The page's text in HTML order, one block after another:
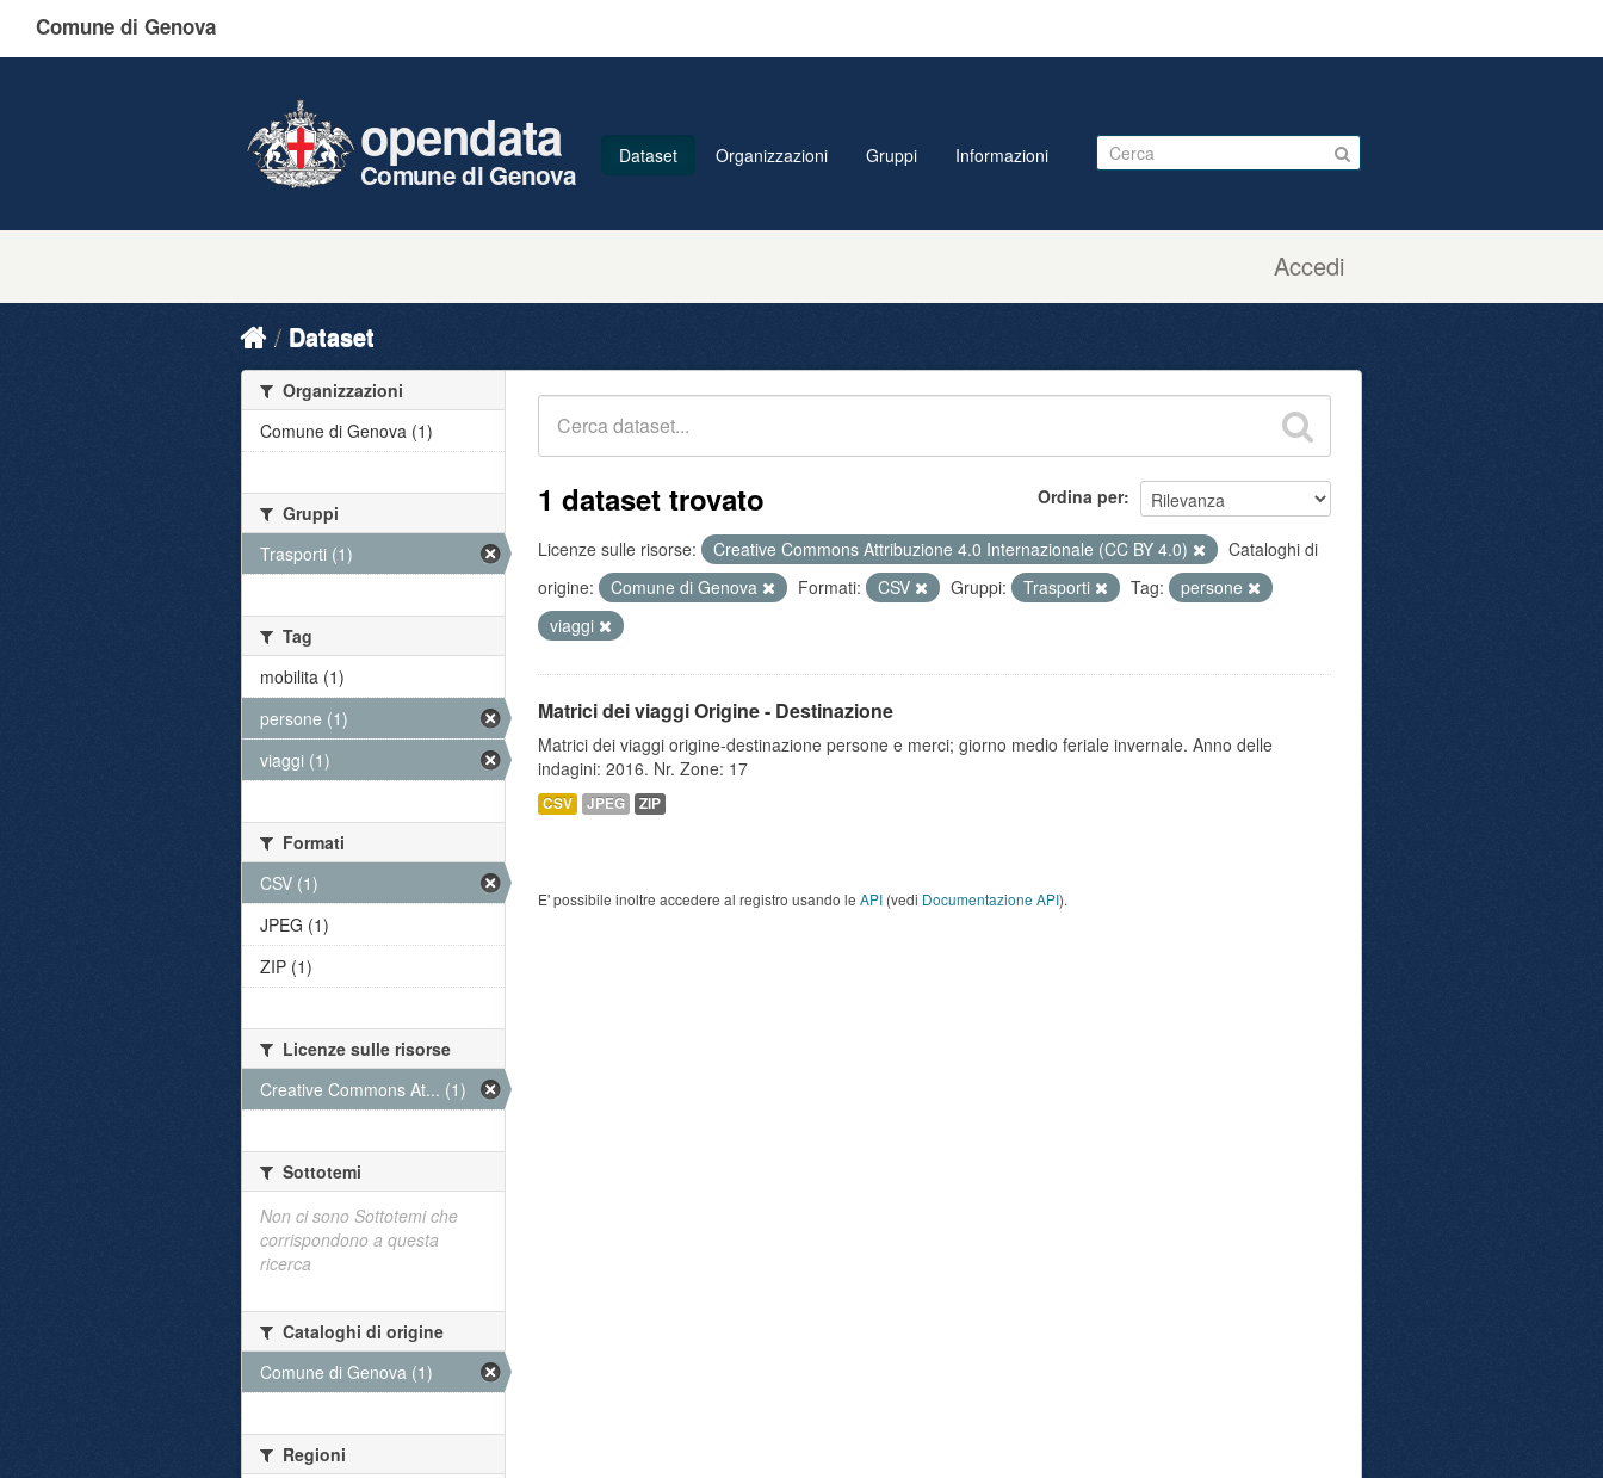
Comune di Genova
Accedi
opendata
Comune di Genova
Dataset Organizzazioni Gruppi Informazioni
Dataset
Ordina per
1 dataset trovato
Licenze sulle risorse: Creative Commons Attribuzione 4.0 Internazionale (CC BY 4.0)
Cataloghi di
origine:
Comune di Genova Formati: CSV Gruppi: Trasporti Tag:
persone
viaggi
Matrici dei viaggi Origine - Destinazione
Matrici dei viaggi origine-destinazione persone e merci; giorno medio feriale invernale. Anno delle
indagini: 2016. Nr. Zone: 17
CSV JPEG ZIP
E' possibile inoltre accedere al registro usando le API (vedi Documentazione API).
Organizzazioni
Comune di Genova (1)
Gruppi
Trasporti (1)
Tag
mobilita (1)
persone (1)
viaggi (1)
Formati
CSV (1)
JPEG (1)
ZIP (1)
Licenze sulle risorse
Creative Commons At... (1)
Sottotemi
Non ci sono Sottotemi che
corrispondono a questa
ricerca
Cataloghi di origine
Comune di Genova (1)
Regioni